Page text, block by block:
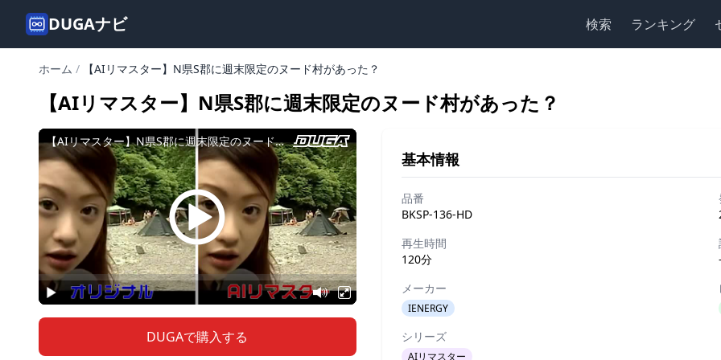
DUGAナビ 検索 ランキング
ホーム / 【AIリマスター】N県S郡に週末限定のヌード村があった？
【AIリマスター】N県S郡に週末限定のヌード村があった？
DUGAで購入する
基本情報
品番
BKSP-136-HD
再生時間
120分
メーカー
IENERGY
シリーズ
AIリマスター